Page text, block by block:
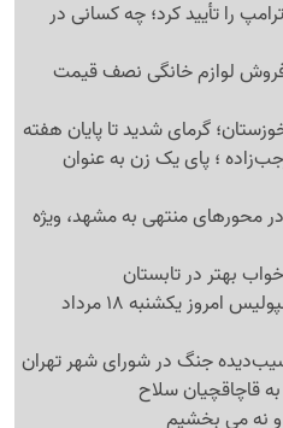
فهرست 74 نفره ترامپ را تأیید کرد؛ چه کسانی در
فروش لوازم خانگی نصف قیمت
گرمای شدید تا پایان هفته
؛ پای یک زن به عنوان
محورهای منتهی به مشهد، ویژه
آخرین اخبار نقل‌وانتقالات پرسپولیس امروز یکشنبه 18 مرداد
جنگ در شورای شهر تهران
قاچاقچیان سلاح
نه می بخشیم